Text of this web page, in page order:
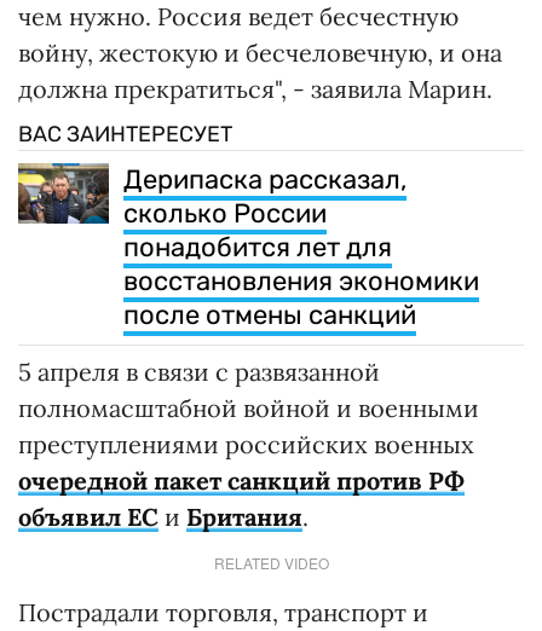
чем нужно. Россия ведет бесчестную
войну, жестокую и бесчеловечную, и она
должна прекратиться", - заявила Марин.
ВАС ЗАИНТЕРЕСУЕТ
Дерипаска рассказал,
сколько России
понадобится лет для
восстановления экономики
после отмены санкций
5 апреля в связи с развязанной
полномасштабной войной и военными
преступлениями российских военных
очередной пакет санкций против РФ
объявил ЕС и Британия.
RELATED VIDEO
Пострадали торговля, транспорт и